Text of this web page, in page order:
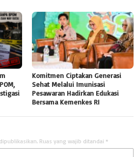
Komitmen Ciptakan Generasi
Sehat Melalui Imunisasi
Pesawaran Hadirkan Edukasi
Bersama Kemenkes RI
Ruas yang wajib ditandai *